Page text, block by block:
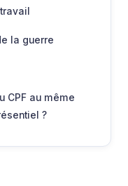
la guerre
CPF au même
?